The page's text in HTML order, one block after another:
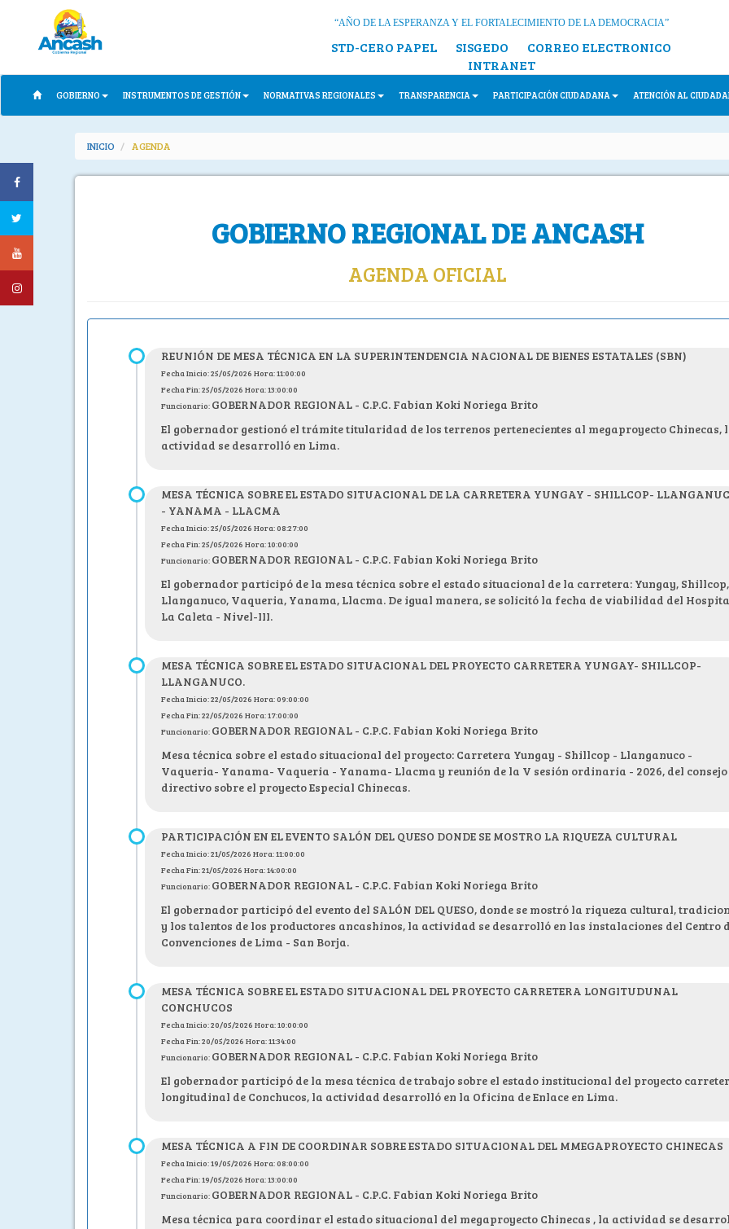
“AÑO DE LA ESPERANZA Y EL FORTALECIMIENTO DE LA DEMOCRACIA”
STD-CERO PAPEL SISGEDO
CORREO ELECTRONICO
INTRANET
GOBIERNO INSTRUMENTOS DE GESTIÓN NORMATIVAS REGIONALES TRANSPARENCIA PARTICIPACIÓN CIUDADANA ATENCIÓN AL
INICIO AGENDA
GOBIERNO REGIONAL DE ANCASH
AGENDA OFICIAL
REUNIÓN DE MESA TÉCNICA EN LA SUPERINTENDENCIA NACIONAL DE BIENES ESTATALES (SBN)
Fecha Inicio: 25/05/2026 Hora: 11:00:00
Fecha Fin: 25/05/2026 Hora: 13:00:00
Funcionario: GOBERNADOR REGIONAL - C.P.C. Fabian Koki Noriega Brito
El gobernador gestionó el trámite titularidad de los terrenos pertenecientes al megaproyecto Chinecas,
actividad se desarrolló en Lima.
MESA TÉCNICA SOBRE EL ESTADO SITUACIONAL DE LA CARRETERA YUNGAY - SHILLCOP-
- YANAMA - LLACMA
Fecha Inicio: 25/05/2026 Hora: 08:27:00
Fecha Fin: 25/05/2026 Hora: 10:00:00
Funcionario: GOBERNADOR REGIONAL - C.P.C. Fabian Koki Noriega Brito
El gobernador participó de la mesa técnica sobre el estado situacional de la carretera: Yungay, Shillcop,
Llanganuco, Vaqueria, Yanama, Llacma. De igual manera, se solicitó la fecha de viabilidad del
La Caleta - Nivel-III.
MESA TÉCNICA SOBRE EL ESTADO SITUACIONAL DEL PROYECTO CARRETERA YUNGAY- SHILLCOP-
LLANGANUCO.
Fecha Inicio: 22/05/2026 Hora: 09:00:00
Fecha Fin: 22/05/2026 Hora: 17:00:00
Funcionario: GOBERNADOR REGIONAL - C.P.C. Fabian Koki Noriega Brito
Mesa técnica sobre el estado situacional del proyecto: Carretera Yungay - Shillcop - Llanganuco -
Vaqueria- Yanama- Vaqueria - Yanama- Llacma y reunión de la V sesión ordinaria - 2026, del consejo
directivo sobre el proyecto Especial Chinecas.
PARTICIPACIÓN EN EL EVENTO SALÓN DEL QUESO DONDE SE MOSTRO LA RIQUEZA CULTURAL
Fecha Inicio: 21/05/2026 Hora: 11:00:00
Fecha Fin: 21/05/2026 Hora: 14:00:00
Funcionario: GOBERNADOR REGIONAL - C.P.C. Fabian Koki Noriega Brito
El gobernador participó del evento del SALÓN DEL QUESO, donde se mostró la riqueza cultural,
y los talentos de los productores ancashinos, la actividad se desarrolló en las instalaciones del Centro
Convenciones de Lima - San Borja.
MESA TÉCNICA SOBRE EL ESTADO SITUACIONAL DEL PROYECTO CARRETERA LONGITUDUNAL
CONCHUCOS
Fecha Inicio: 20/05/2026 Hora: 10:00:00
Fecha Fin: 20/05/2026 Hora: 11:34:00
Funcionario: GOBERNADOR REGIONAL - C.P.C. Fabian Koki Noriega Brito
El gobernador participó de la mesa técnica de trabajo sobre el estado institucional del proyecto
longitudinal de Conchucos, la actividad desarrolló en la Oficina de Enlace en Lima.
MESA TÉCNICA A FIN DE COORDINAR SOBRE ESTADO SITUACIONAL DEL MMEGAPROYECTO CHINECAS
Fecha Inicio: 19/05/2026 Hora: 08:00:00
Fecha Fin: 19/05/2026 Hora: 13:00:00
Funcionario: GOBERNADOR REGIONAL - C.P.C. Fabian Koki Noriega Brito
Mesa técnica para coordinar el estado situacional del megaproyecto Chinecas , la actividad se